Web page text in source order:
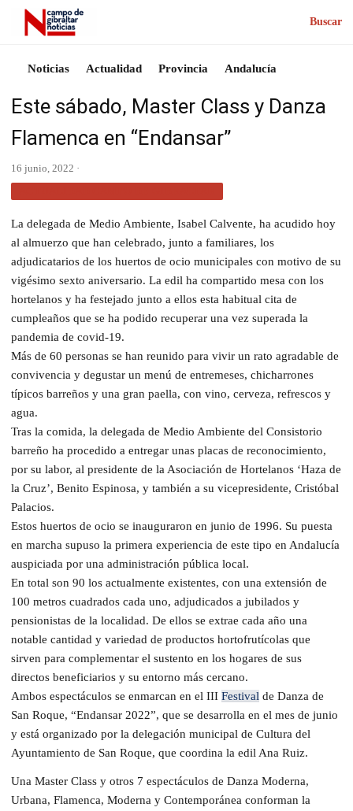
Buscar
Noticias Actualidad Provincia Andalucía
Este sábado, Master Class y Danza
Flamenca en “Endansar”
16 junio, 2022 ·
La delegada de Medio Ambiente, Isabel Calvente, ha acudido hoy
al almuerzo que han celebrado, junto a familiares, los
adjudicatarios de los huertos de ocio municipales con motivo de su
vigésimo sexto aniversario. La edil ha compartido mesa con los
hortelanos y ha festejado junto a ellos esta habitual cita de
cumpleaños que se ha podido recuperar una vez superada la
pandemia de covid-19.
Más de 60 personas se han reunido para vivir un rato agradable de
convivencia y degustar un menú de entremeses, chicharrones
típicos barreños y una gran paella, con vino, cerveza, refrescos y
agua.
Tras la comida, la delegada de Medio Ambiente del Consistorio
barreño ha procedido a entregar unas placas de reconocimiento,
por su labor, al presidente de la Asociación de Hortelanos ‘Haza de
la Cruz’, Benito Espinosa, y también a su vicepresidente, Cristóbal
Palacios.
Estos huertos de ocio se inauguraron en junio de 1996. Su puesta
en marcha supuso la primera experiencia de este tipo en Andalucía
auspiciada por una administración pública local.
En total son 90 los actualmente existentes, con una extensión de
100 metros cuadrados cada uno, adjudicados a jubilados y
pensionistas de la localidad. De ellos se extrae cada año una
notable cantidad y variedad de productos hortofrutícolas que
sirven para complementar el sustento en los hogares de sus
directos beneficiarios y su entorno más cercano.
Ambos espectáculos se enmarcan en el III Festival de Danza de
San Roque, “Endansar 2022”, que se desarrolla en el mes de junio
y está organizado por la delegación municipal de Cultura del
Ayuntamiento de San Roque, que coordina la edil Ana Ruiz.
Una Master Class y otros 7 espectáculos de Danza Moderna,
Urbana, Flamenca, Moderna y Contemporánea conforman la